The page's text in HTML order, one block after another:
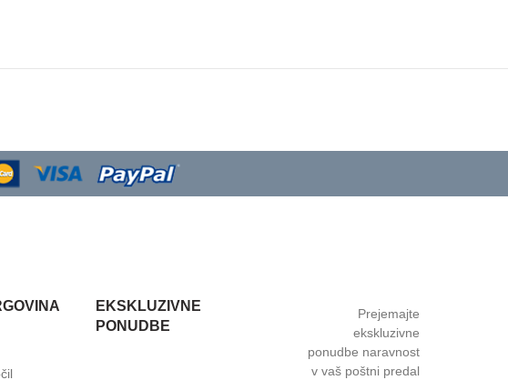
EKSKLUZIVNE
PONUDBE
Prejemajte
ekskluzivne
ponudbe naravnost
v vaš poštni predal